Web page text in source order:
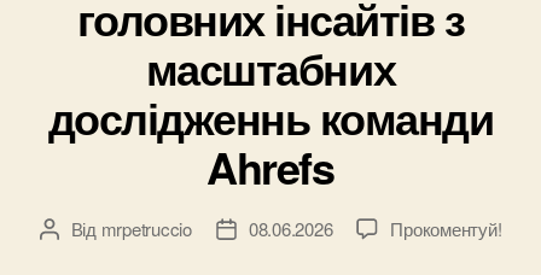
головних інсайтів з
масштабних
дослідженнь команди
Ahrefs
Автор
Від mrpetruccio
Дата08.06.2026 Прокоментуй!